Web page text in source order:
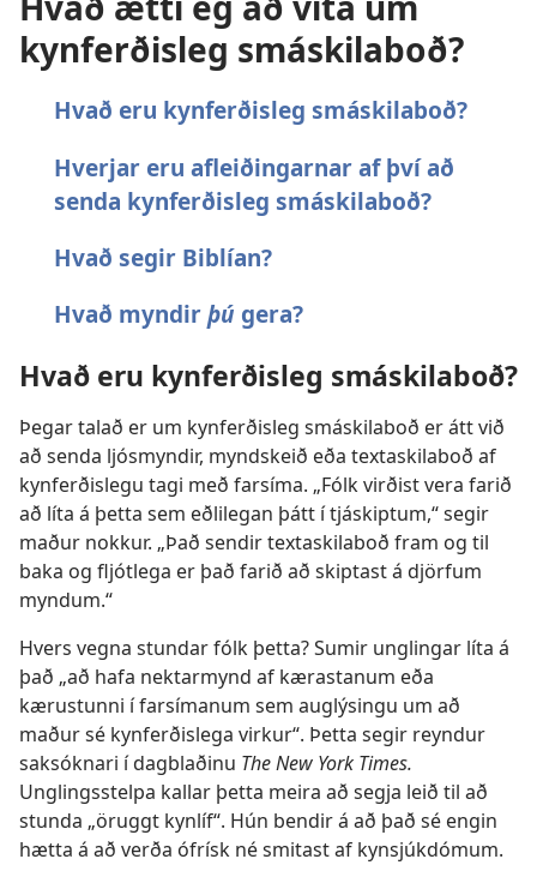
kynferðisleg smáskilaboð?
Hvað eru kynferðisleg smáskilaboð?
Hverjar eru afleiðingarnar af því að
senda kynferðisleg smáskilaboð?
Hvað segir Biblían?
Hvað myndirþú gera?
Hvað eru kynferðisleg smáskilaboð?
Þegar talað er um kynferðisleg smáskilaboð er átt við
að senda ljósmyndir, myndskeið eða textaskilaboð af
kynferðislegu tagi með farsíma. „Fólk virðist vera farið
að líta á þetta sem eðlilegan þátt í tjáskiptum,“ segir
maður nokkur. „Það sendir textaskilaboð fram og til
baka og fljótlega er það farið að skiptast á djörfum
myndum.“
Hvers vegna stundar fólk þetta? Sumir unglingar líta á
það „að hafa nektarmynd af kærastanum eða
kærustunni í farsímanum sem auglýsingu um að
maður sé kynferðislega virkur“. Þetta segir reyndur
saksóknari í dagblaðinu The New York Times.
Unglingsstelpa kallar þetta meira að segja leið til að
stunda „öruggt kynlíf“. Hún bendir á að það sé engin
hætta á að verða ófrísk né smitast af kynsjúkdómum.